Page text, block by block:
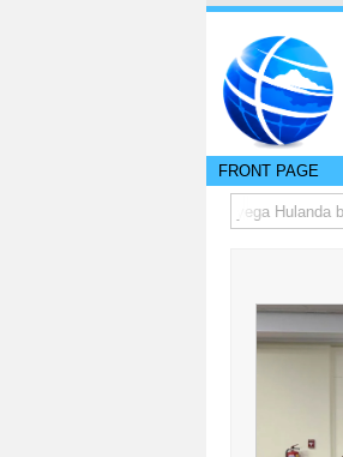
FRONT PAGE
di studiantenan di Aruba a yega Hulanda bon